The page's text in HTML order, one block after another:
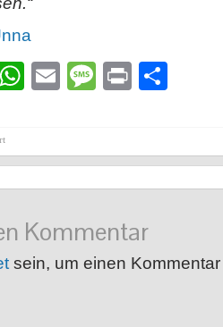
Tumblr
WhatsApp
EmailMessage
Print
Kommentar
sein, um einen